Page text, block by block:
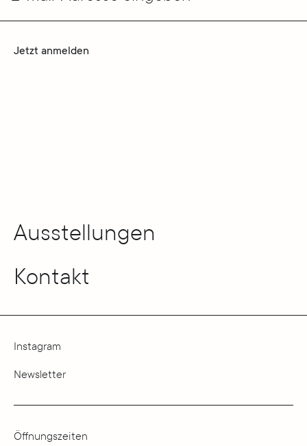
Jetzt anmelden
Ausstellungen
Kontakt
Instagram
Newsletter
Öffnungszeiten